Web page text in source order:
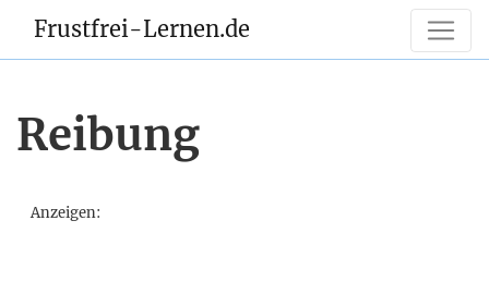
Frustfrei-Lernen.de
Reibung
Anzeigen: